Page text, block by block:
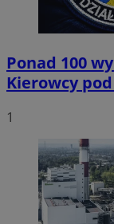
Ponad 100
Kierowcy
1